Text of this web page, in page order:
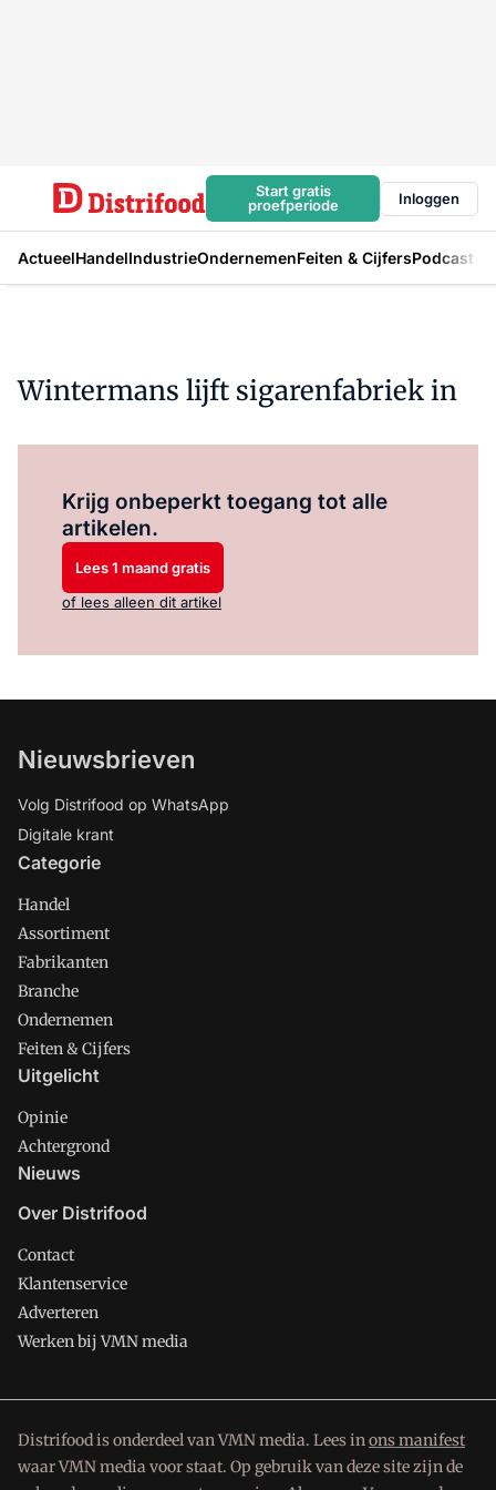
Start gratis
proefperiode
Inloggen
ActueelHandelIndustrieOndernemenFeiten & CijfersPodcast
Wintermans lijft sigarenfabriek in
Krijg onbeperkt toegang tot alle
artikelen.
Lees 1 maand gratis
of lees alleen dit artikel
Nieuwsbrieven
Volg Distrifood op WhatsApp
Digitale krant
Categorie
Handel
Assortiment
Fabrikanten
Branche
Ondernemen
Feiten & Cijfers
Uitgelicht
Opinie
Achtergrond
Nieuws
Over Distrifood
Contact
Klantenservice
Adverteren
Werken bij VMN media
Distrifood is onderdeel van VMN media. Lees inons manifest
waar VMN media voor staat. Op gebruik van deze site zijn de